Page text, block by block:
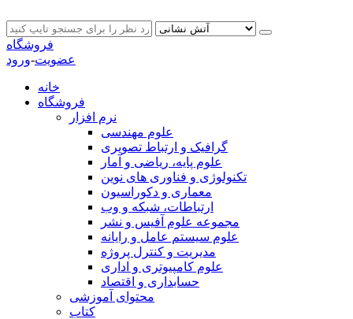
فروشگاه
عضویت-ورود
خانه
فروشگاه
نرم افزار
علوم مهندسی
گرافیک و ارتباط تصویری
علوم پایه، ریاضی و آمار
تکنولوژی و فناوری های نوین
معماری و دکوراسیون
ارتباطات، شبکه و وب
مجموعه علوم آفیس و نشر
علوم سیستم عامل و رایانه
مدیریت و کنترل پروژه
علوم کامپیوتری و اداری
حسابداری و اقتصاد
محتوای آموزشی
کتاب